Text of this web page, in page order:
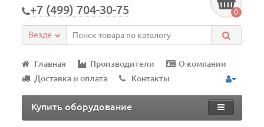
+7 (499) 704-30-75 0
Везде
Главная Производители
О компании
Доставка и оплата
Контакты
Купить оборудование